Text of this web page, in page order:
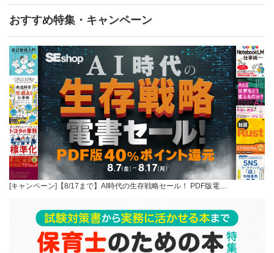
おすすめ特集・キャンペーン
[キャンペーン]【8/17まで】AI時代の生存戦略セール！ PDF版電…